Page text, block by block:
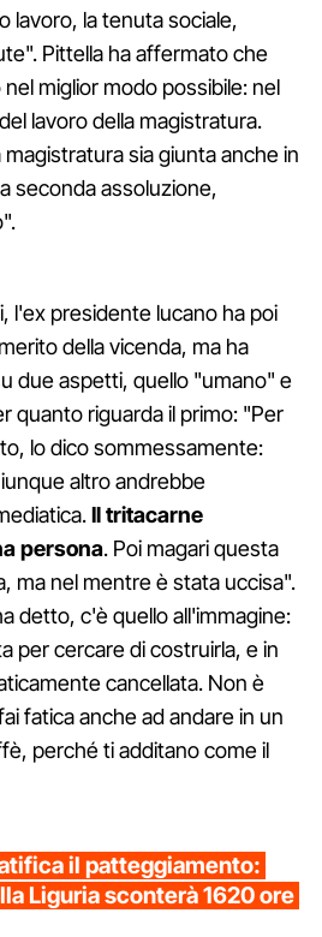
lavoro, la tenuta sociale,
Pittella ha affermato che
miglior modo possibile: nel
lavoro della magistratura.
sia giunta anche in
seconda assoluzione,
l'ex presidente lucano ha poi
della vicenda, ma ha
due aspetti, quello "umano" e
quanto riguarda il primo: "Per
lo dico sommessamente:
altro andrebbe
Il tritacarne
persona. Poi magari questa
ma nel mentre è stata uccisa".
detto, c'è quello all'immagine:
per cercare di costruirla, e in
cancellata. Non è
fatica anche ad andare in un
perché ti additano come il
il patteggiamento:
Liguria sconterà 1620 ore